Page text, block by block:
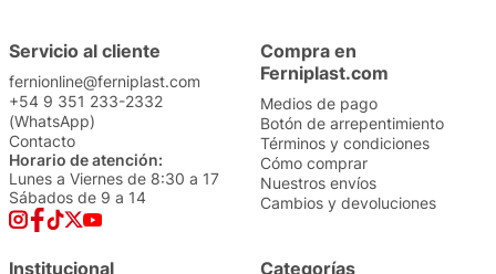
Servicio al cliente
fernionline@ferniplast.com
+54 9 351 233-2332
(WhatsApp)
Contacto
Horario de atención:
Lunes a Viernes de 8:30 a 17
Sábados de 9 a 14
Compra en
Ferniplast.com
Medios de pago
Botón de arrepentimiento
Términos y condiciones
Cómo comprar
Nuestros envíos
Cambios y devoluciones
Institucional Categorías